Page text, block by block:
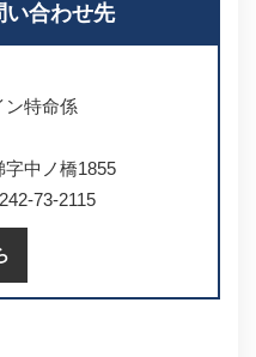
い合わせ先
ン特命係
中ノ橋1855
73-2115